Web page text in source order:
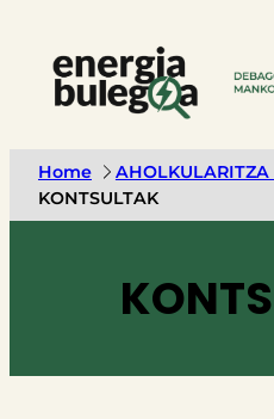
Home
AHOLKULARITZA
KONTSULTAK